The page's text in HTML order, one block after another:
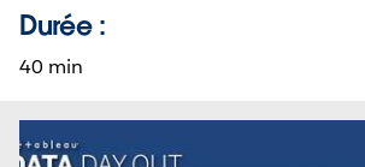
Durée :
40 min